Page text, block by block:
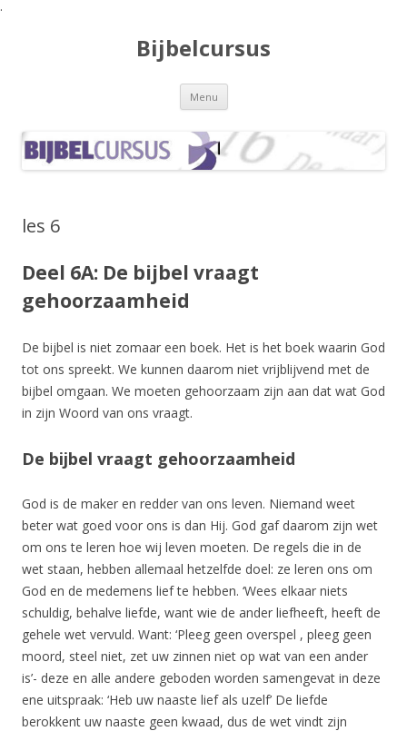
.
Bijbelcursus
Menu Spring naar de inhoud
les 6
Deel 6A: De bijbel vraagt
gehoorzaamheid
De bijbel is niet zomaar een boek. Het is het boek waarin God
tot ons spreekt. We kunnen daarom niet vrijblijvend met de
bijbel omgaan. We moeten gehoorzaam zijn aan dat wat God
in zijn Woord van ons vraagt.
De bijbel vraagt gehoorzaamheid
God is de maker en redder van ons leven. Niemand weet
beter wat goed voor ons is dan Hij. God gaf daarom zijn wet
om ons te leren hoe wij leven moeten. De regels die in de
wet staan, hebben allemaal hetzelfde doel: ze leren ons om
God en de medemens lief te hebben. ‘Wees elkaar niets
schuldig, behalve liefde, want wie de ander liefheeft, heeft de
gehele wet vervuld. Want: ‘Pleeg geen overspel , pleeg geen
moord, steel niet, zet uw zinnen niet op wat van een ander
is’- deze en alle andere geboden worden samengevat in deze
ene uitspraak: ‘Heb uw naaste lief als uzelf’ De liefde
berokkent uw naaste geen kwaad, dus de wet vindt zijn